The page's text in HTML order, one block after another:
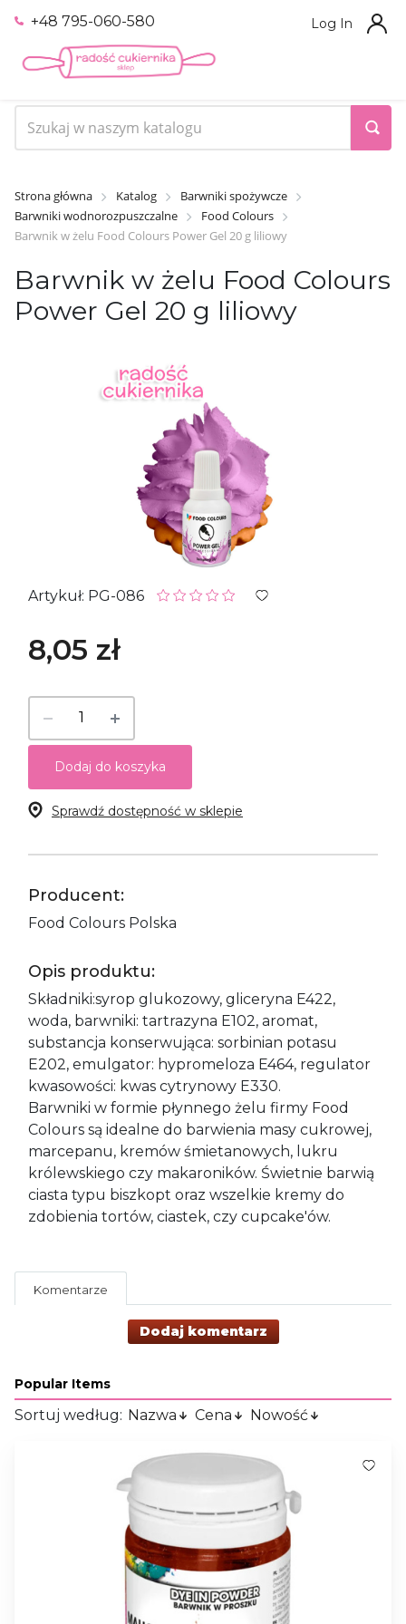
+48 795-060-580 Log In
Strona główna Katalog
Barwniki spożywcze
Barwniki wodnorozpuszczalne
Food Colours
Barwnik w żelu Food Colours Power Gel 20 g liliowy
Barwnik w żelu Food Colours
Power Gel 20 g liliowy
Artykuł: PG-086
8,05 zł
Dodaj do koszyka
Sprawdź dostępność w sklepie
Producent:
Food Colours Polska
Opis produktu:
Składniki:syrop glukozowy, gliceryna E422,
woda, barwniki: tartrazyna E102, aromat,
substancja konserwująca: sorbinian potasu
E202, emulgator: hypromeloza E464, regulator
kwasowości: kwas cytrynowy E330.
Barwniki w formie płynnego żelu firmy Food
Colours są idealne do barwienia masy cukrowej,
marcepanu, kremów śmietanowych, lukru
królewskiego czy makaroników. Świetnie barwią
ciasta typu biszkopt oraz wszelkie kremy do
zdobienia tortów, ciastek, czy cupcake'ów.
Komentarze
Dodaj komentarz
Popular Items
Sortuj według: Nazwa Cena Nowość